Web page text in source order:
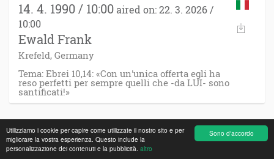
Sono d'accordo
Utilizziamo i cookie per capire come utilizzate il nostro sito e per
migliorare la vostra esperienza. Questo include la
personalizzazione dei contenuti e la pubblicità. altro
14. 4. 1990 / 10:00 aired on: 22. 3. 2026 /
10:00
Ewald Frank
Krefeld, Germany
Tema: Ebrei 10,14: «Con un'unica offerta egli ha
reso perfetti per sempre quelli che -da LUI- sono
santificati!»
13. 4. 1990 / 19:30aired on: 21. 3. 2026 /
19:30